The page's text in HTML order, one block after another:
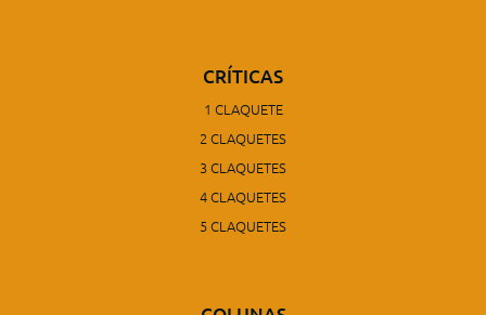
CRÍTICAS
1 CLAQUETE
2 CLAQUETES
3 CLAQUETES
4 CLAQUETES
5 CLAQUETES